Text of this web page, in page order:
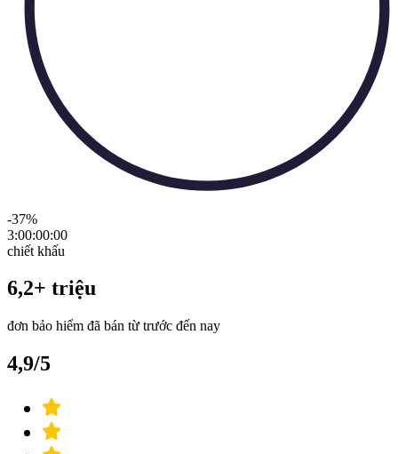
-37%
3:00:00:00
chiết khấu
6,2+ triệu
đơn bảo hiểm đã bán từ trước đến nay
4,9/5